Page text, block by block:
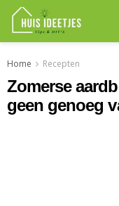
Home Recepten
Zomerse
geen genoeg